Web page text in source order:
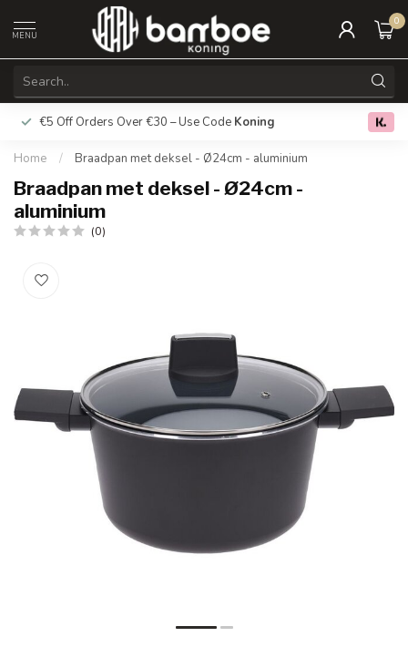
MENU
0
€5 Off Orders Over €30 – Use Code Koning Free
Home / Braadpan met deksel - Ø24cm - aluminium
Braadpan met deksel - Ø24cm -
aluminium
(0)